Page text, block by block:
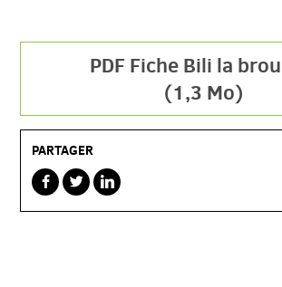
PDF Fiche Bili la
(1,3 Mo)
PARTAGER
sur
facebook
sur
twitterbird
sur
linkedin